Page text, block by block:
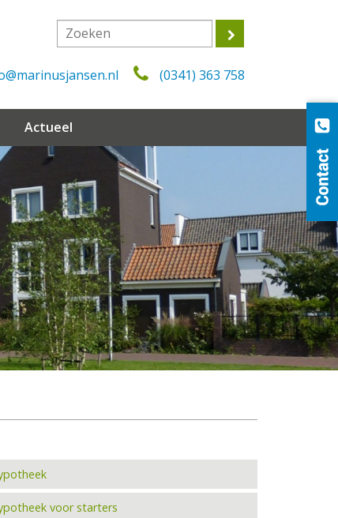
(0341) 363 758
Actueel
voor starters